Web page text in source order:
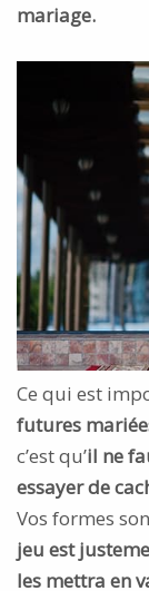
mariage.
Ce qui est
futures
c’est qu’il ne
essayer de
Vos formes
jeu est
les mettra en